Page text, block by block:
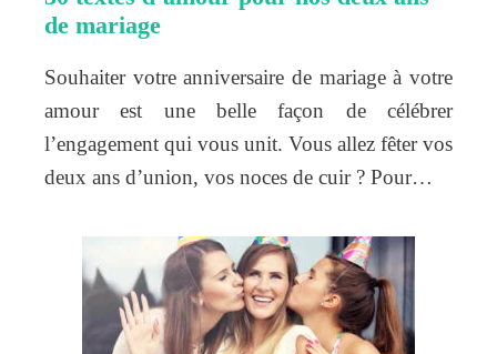
de mariage
Souhaiter votre anniversaire de mariage à votre
amour est une belle façon de célébrer
l’engagement qui vous unit. Vous allez fêter vos
deux ans d’union, vos noces de cuir ? Pour…